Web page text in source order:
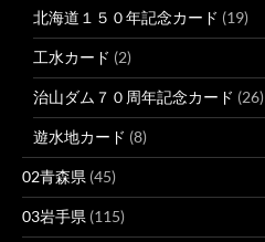
北海道１５０年記念カード (19)
工水カード (2)
治山ダム７０周年記念カード (26)
遊水地カード (8)
02青森県 (45)
03岩手県 (115)